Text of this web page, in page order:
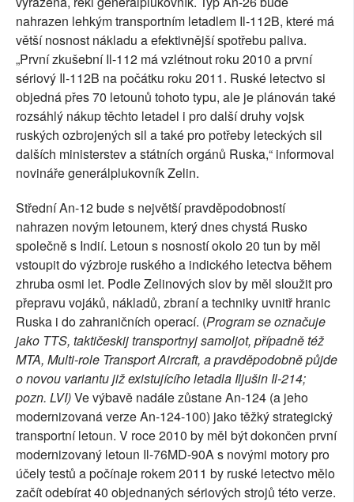
nahrazen lehkým transportním letadlem Il-112B, které má
větší nosnost nákladu a efektivnější spotřebu paliva.
„První zkušební Il-112 má vzlétnout roku 2010 a první
sériový Il-112B na počátku roku 2011. Ruské letectvo si
objedná přes 70 letounů tohoto typu, ale je plánován také
rozsáhlý nákup těchto letadel i pro další druhy vojsk
ruských ozbrojených sil a také pro potřeby leteckých sil
dalších ministerstev a státních orgánů Ruska,“ informoval
novináře generálplukovník Zelin.
Střední An-12 bude s největší pravděpodobností
nahrazen novým letounem, který dnes chystá Rusko
společně s Indií. Letoun s nosností okolo 20 tun by měl
vstoupit do výzbroje ruského a indického letectva během
zhruba osmi let. Podle Zelinových slov by měl sloužit pro
přepravu vojáků, nákladů, zbraní a techniky uvnitř hranic
Ruska i do zahraničních operací. (Program se označuje
jako TTS, taktičeskij transportnyj samoljot, případně též
MTA, Multi-role Transport Aircraft, a pravděpodobně půjde
o novou variantu již existujícího letadla Iljušin Il-214;
pozn. LVI)Ve výbavě nadále zůstane An-124 (a jeho
modernizovaná verze An-124-100) jako těžký strategický
transportní letoun. V roce 2010 by měl být dokončen první
modernizovaný letoun Il-76MD-90A s novými motory pro
účely testů a počínaje rokem 2011 by ruské letectvo mělo
začít odebírat 40 objednaných sériových strojů této verze.